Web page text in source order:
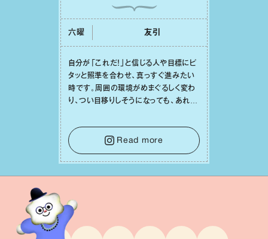
六曜 友引
⾃分が「これだ！」と信じる⼈や⽬標にピ
タッと照準を合わせ、真っすぐ進みたい
時です。周囲の環境がめまぐるしく変わ
り、つい⽬移りしそうになっても、あれこ
をそっと⼿放し、⽬の前のことに集中しま
しょう。そのブレない決意が、あなたにと
って有意義で安定した成果を引き寄せま
す。
Read more